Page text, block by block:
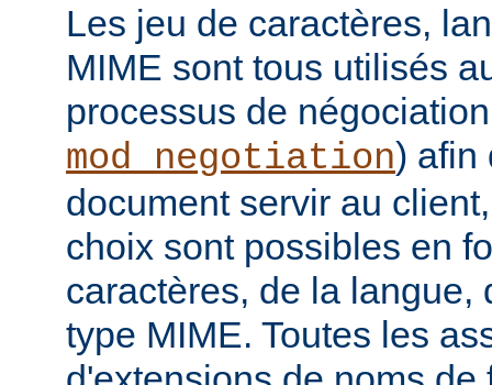
Les jeu de caractères,
MIME sont tous utilisés
processus de
mod_negotiation) afin
document servir au
choix sont possibles en
caractères, de la langue,
type MIME. Toutes les